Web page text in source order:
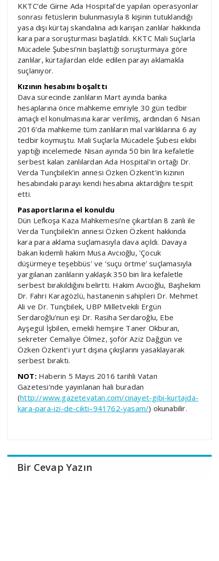
KKTC’de Girne Ada Hospital’de yapılan operasyonlar
sonrası fetüslerin bulunmasıyla 8 kişinin tutuklandığı
yasa dışı kürtaj skandalına adı karışan zanlılar hakkında
kara para soruşturması başlatıldı. KKTC Mali Suçlarla
Mücadele Şubesi’nin başlattığı soruşturmaya göre
zanlılar, kürtajlardan elde edilen parayı aklamakla
suçlanıyor.
Kızının hesabını boşalttı
Dava sürecinde zanlıların Mart ayında banka
hesaplarına önce mahkeme emriyle 30 gün tedbir
amaçlı el konulmasına karar verilmiş, ardından 6 Nisan
2016’da mahkeme tüm zanlıların mal varlıklarına 6 ay
tedbir koymuştu. Mali Suçlarla Mücadele Şubesi ekibi
yaptığı incelemede Nisan ayında 50 bin lira kefaletle
serbest kalan zanlılardan Ada Hospital’in ortağı Dr.
Verda Tunçbilek’in annesi Özken Özkent’in kızının
hesabındaki parayı kendi hesabına aktardığını tespit
etti.
Pasaportlarına el konuldu
Dün Lefkoşa Kaza Mahkemesi’ne çıkartılan 8 zanlı ile
Verda Tunçbilek’in annesi Özken Özkent hakkında
kara para aklama suçlamasıyla dava açıldı. Davaya
bakan kıdemli hakim Musa Avcıoğlu, ‘Çocuk
düşürmeye teşebbüs’ ve ‘suçu örtme’ suçlamasıyla
yargılanan zanlıların yaklaşık 350 bin lira kefaletle
serbest bırakıldığını belirtti. Hakim Avcıoğlu, Başhekim
Dr. Fahri Karagözlü, hastanenin sahipleri Dr. Mehmet
Ali ve Dr. Tunçbilek, UBP Milletvekili Ergün
Serdaroğlu’nun eşi Dr. Rasiha Serdaroğlu, Ebe
Ayşegül İşbilen, emekli hemşire Taner Okburan,
sekreter Cemaliye Ölmez, şoför Aziz Dağgün ve
Özken Özkent’i yurt dışına çıkışlarını yasaklayarak
serbest bıraktı.
NOT:Haberin 5 Mayıs 2016 tarihli Vatan
Gazetesi’nde yayınlanan hali buradan
(http://www.gazetevatan.com/cinayet-gibi-kurtajda-
kara-para-izi-de-cikti–941762-yasam/) okunabilir.
Bir Cevap Yazın